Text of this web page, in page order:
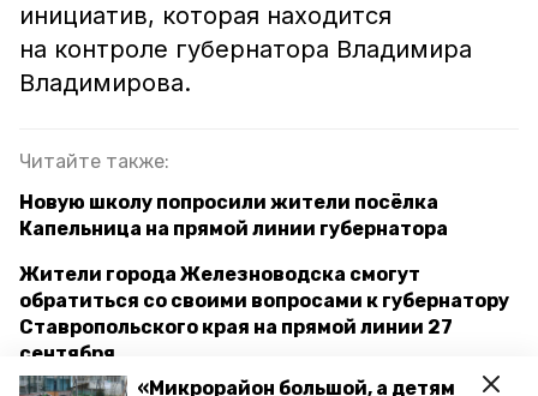
«Микрорайон большой, а детям
инициатив, которая находится
на контроле губернатора Владимира
Владимирова.
Читайте также:
Новую школу попросили жители посёлка
Капельница на прямой линии губернатора
Жители города Железноводска смогут
обратиться со своими вопросами к губернатору
Ставропольского края на прямой линии 27
сентября